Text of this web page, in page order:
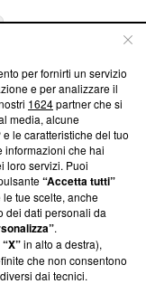
su Blasting
ci impegniamo a
aderenza a
News non è
di farne
una verifica di
per fornirti un servizio
e per analizzare il
1624partner che si
media, alcune
le caratteristiche del tuo
informazioni che hai
loro servizi. Puoi
“Accetta tutti”
tue scelte, anche
dei dati personali da
.
“X”in alto a destra),
che non consentono
dai tecnici.